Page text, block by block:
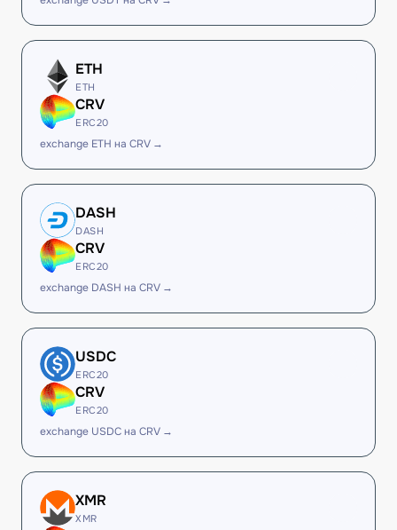
ETH
ETH
CRV
ERC20
exchange ETH на CRV →
DASH
DASH
CRV
ERC20
exchange DASH на CRV →
USDC
ERC20
CRV
ERC20
exchange USDC на CRV →
XMR
XMR